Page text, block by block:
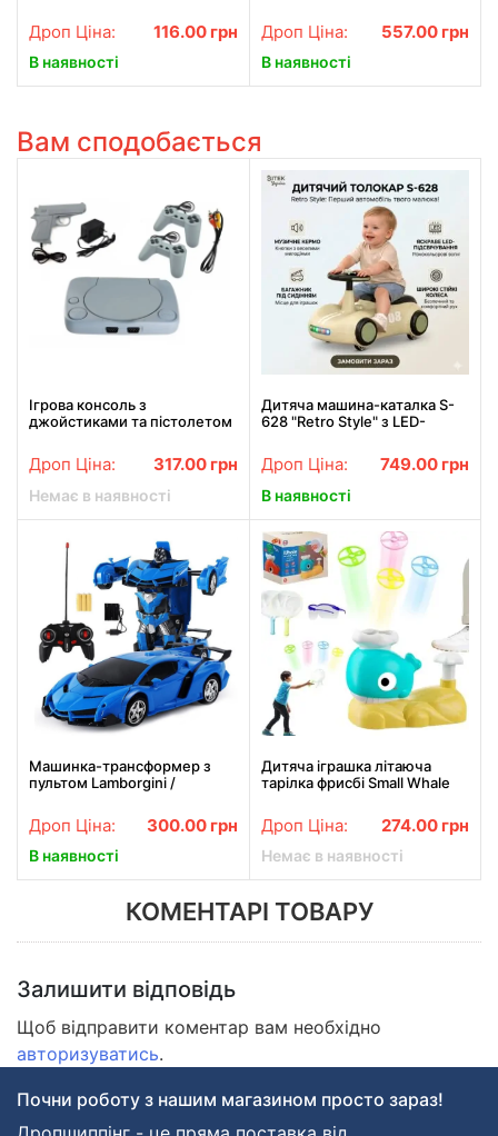
Дроп Ціна: 116.00 грн
В наявності
Дроп Ціна: 557.00 грн
В наявності
Вам сподобається
Ігрова консоль з
джойстиками та пістолетом
бітних ігор LH-999
Дроп Ціна: 317.00 грн
Немає в наявності
Дитяча машина-каталка S-
628 "Retro Style" з LED-
кермом та багажником
(Бежевий)
Дроп Ціна: 749.00 грн
В наявності
Машинка-трансформер з
пультом Lamborgini /
акумуляторна на
радіокеруванні
Дроп Ціна: 300.00 грн
В наявності
Дитяча іграшка літаюча
тарілка фрисбі Small Whale
Дроп Ціна: 274.00 грн
Немає в наявності
КОМЕНТАРІ ТОВАРУ
Залишити відповідь
Щоб відправити коментар вам необхідно
авторизуватись.
Почни роботу з нашим магазином просто зараз!